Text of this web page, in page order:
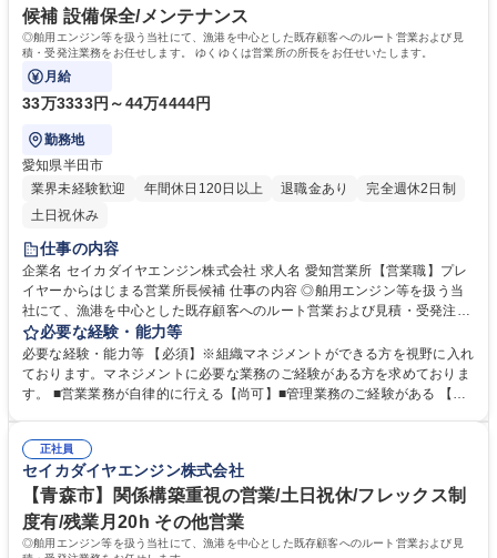
候補 設備保全/メンテナンス
◎舶用エンジン等を扱う当社にて、漁港を中心とした既存顧客へのルート営業および見
積・受発注業務をお任せします。 ゆくゆくは営業所の所長をお任せいたします。
月給
33万3333円～44万4444円
勤務地
愛知県半田市
業界未経験歓迎
年間休日120日以上 退職金あり
完全週休2日制
土日祝休み
仕事の内容
企業名 セイカダイヤエンジン株式会社 求人名 愛知営業所【営業職】プレ
イヤーからはじまる営業所長候補 仕事の内容 ◎舶用エンジン等を扱う当
社にて、漁港を中心とした既存顧客へのルート営業および見積・受発注業
務をお任せします。 ゆくゆくは営業所の所長をお任せいたします。 【具
体的には】 ■漁港の漁師を中心とした既存顧客を社有車で巡回し、船舶全
体に関するニーズをヒアリングの上、幅広い提案を行います。一部新規開
拓もありますが、紹介による営業が中心です。見積書・注文書の作成、仕
募集職種 愛知営業所【営業職】プレイヤーからはじまる営業所長候補
必要な経験・能力等
必要な経験・能力等 【必須】※組織マネジメントができる方を視野に入れ
ております。マネジメントに必要な業務のご経験がある方を求めておりま
す。 ■営業業務が自律的に行える【尚可】■管理業務のご経験がある 【当
する世界最高水準の船舶エンジンの販売事業/導入・修理・保守等のサービ
ス事業/部品・舟艇・関連機器の販売事業を展開しています。★20馬力～1
000馬力の舶用エンジン分野で圧倒的な強さを誇り,国内シェアは第2位！■
安定した経営基盤のもと,堅実な成長を続けています！ 学歴・資格 学歴：
大学院 大学 高専 短大 専修学校 高校 語学力： 資格：
正社員
セイカダイヤエンジン株式会社
【青森市】関係構築重視の営業/土日祝休/フレックス制
度有/残業月20h その他営業
◎舶用エンジン等を扱う当社にて、漁港を中心とした既存顧客へのルート営業および見